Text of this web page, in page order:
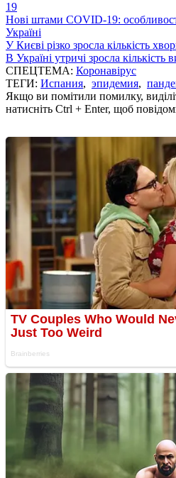
19
Нові штами COVID-19:
Україні
У Києві різко зросла кількість
В Україні утричі зросла
СПЕЦТЕМА: Коронавірус
ТЕГИ: Испания, эпидемия,
Якщо ви помітили помилку,
натисніть Ctrl + Enter, щоб